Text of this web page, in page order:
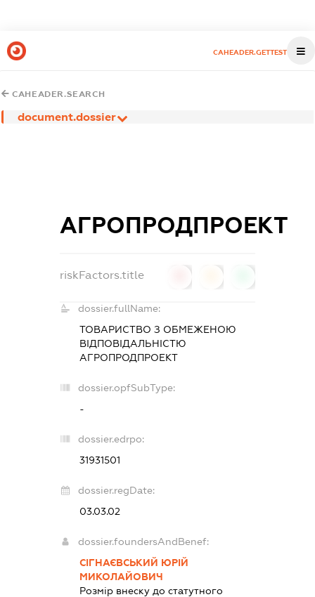
CAHEADER.GETTEST
CAHEADER.SEARCH
document.dossier
АГРОПРОДПРОЕКТ
riskFactors.title
dossier.fullName:
ТОВАРИСТВО З ОБМЕЖЕНОЮ
ВІДПОВІДАЛЬНІСТЮ
АГРОПРОДПРОЕКТ
dossier.opfSubType:
-
dossier.edrpo:
31931501
dossier.regDate:
03.03.02
dossier.foundersAndBenef:
СІГНАЄВСЬКИЙ ЮРІЙ
МИКОЛАЙОВИЧ
Розмір внеску до статутного